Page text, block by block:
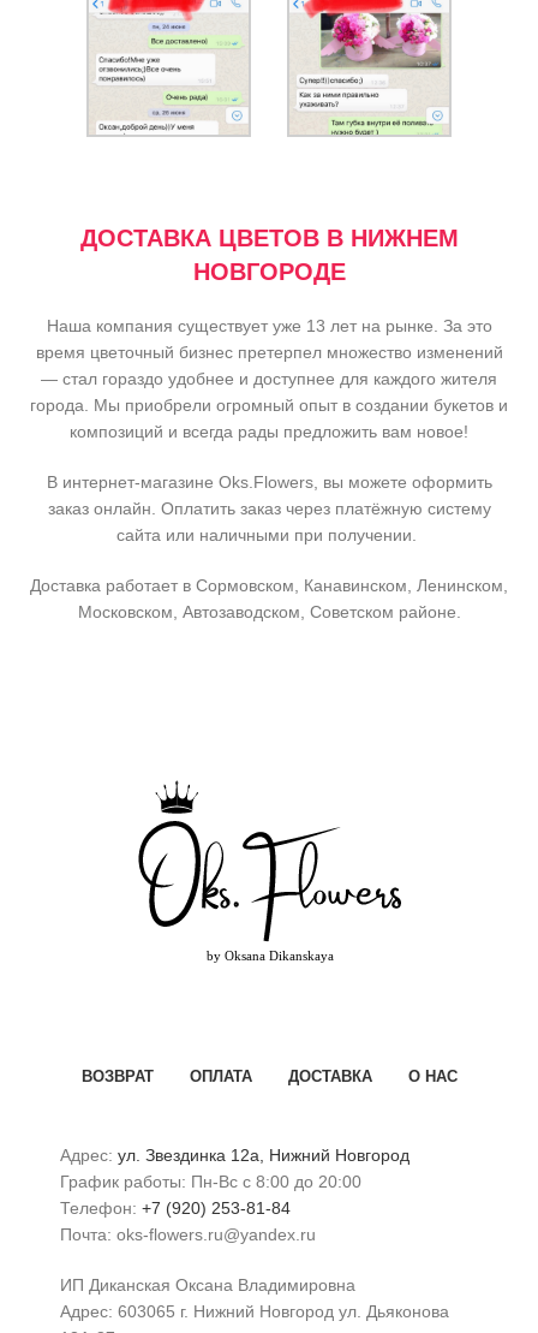
ДОСТАВКА ЦВЕТОВ В НИЖНЕМ
НОВГОРОДЕ
Наша компания существует уже 13 лет на рынке. За это
время цветочный бизнес претерпел множество изменений
— стал гораздо удобнее и доступнее для каждого жителя
города. Мы приобрели огромный опыт в создании букетов и
композиций и всегда рады предложить вам новое!
В интернет-магазине Oks.Flowers, вы можете оформить
заказ онлайн. Оплатить заказ через платёжную систему
сайта или наличными при получении.
Доставка работает в Сормовском, Канавинском, Ленинском,
Московском, Автозаводском, Советском районе.
ВОЗВРАТ ОПЛАТА ДОСТАВКА О НАС
Адрес: ул. Звездинка 12а, Нижний Новгород
График работы: Пн-Вс с 8:00 до 20:00
Телефон: +7 (920) 253-81-84
Почта: oks-flowers.ru@yandex.ru
ИП Диканская Оксана Владимировна
Адрес: 603065 г. Нижний Новгород ул. Дьяконова